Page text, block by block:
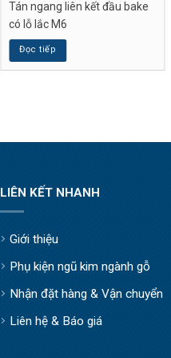
Tán ngang liên kết đầu bake
có lỗ lắc M6
Đọc tiếp
LIÊN KẾT NHANH
Giới thiệu
Phụ kiện ngũ kim ngành gỗ
Nhận đặt hàng & Vận chuyển
Liên hệ & Báo giá